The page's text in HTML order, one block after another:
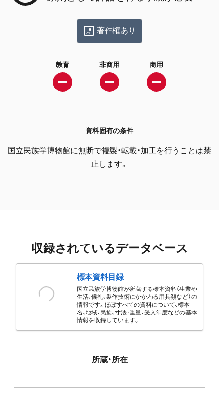
著作権あり
教育 非商用 商用
資料固有の条件
国立民族学博物館に無断で複製・転載・加工を行うことは禁
止します。
収録されているデータベース
標本資料目録
国立民族学博物館が所蔵する標本資料（生業や
生活、儀礼、製作技術にかかわる用具類など）の
情報です。ほぼすべての資料について、標本
名、地域、民族、寸法・重量、受入年度などの基本
情報を収録しています。
所蔵・所在